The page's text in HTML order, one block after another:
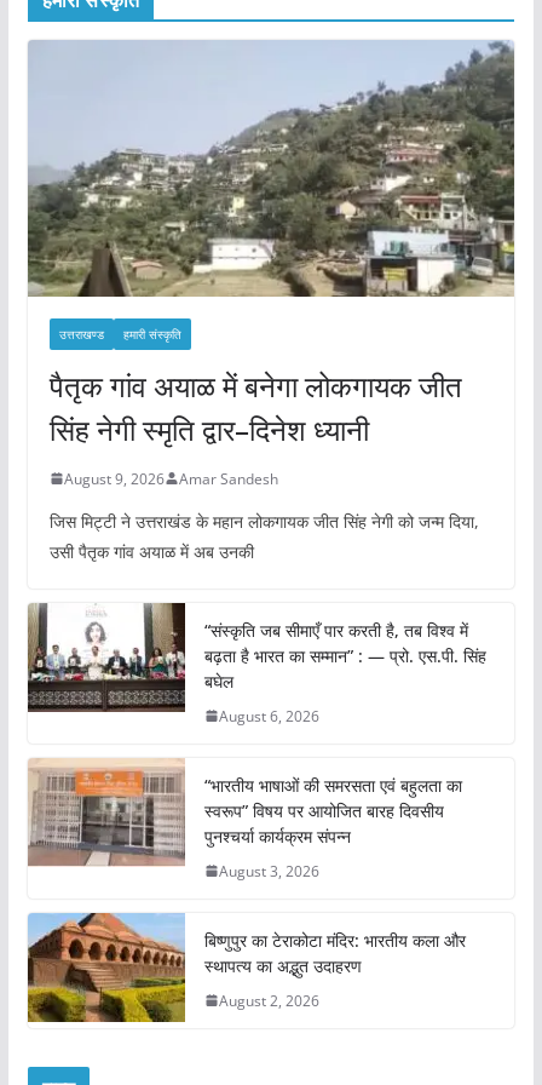
उत्तराखण्ड हमारी संस्कृति
पैतृक गांव अयाळ में बनेगा लोकगायक जीत
सिंह नेगी स्मृति द्वार–दिनेश ध्यानी
August 9, 2026 Amar Sandesh
जिस मिट्टी ने उत्तराखंड के महान लोकगायक जीत सिंह नेगी को जन्म दिया,
उसी पैतृक गांव अयाळ में अब उनकी
“संस्कृति जब सीमाएँ पार करती है, तब विश्व में
बढ़ता है भारत का सम्मान” : — प्रो. एस.पी. सिंह
बघेल
August 6, 2026
“भारतीय भाषाओं की समरसता एवं बहुलता का
स्वरूप” विषय पर आयोजित बारह दिवसीय
पुनश्चर्या कार्यक्रम संपन्न
August 3, 2026
बिष्णुपुर का टेराकोटा मंदिर: भारतीय कला और
स्थापत्य का अद्भुत उदाहरण
August 2, 2026